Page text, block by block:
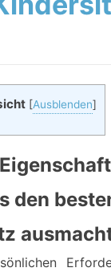
[Ausblenden]
den